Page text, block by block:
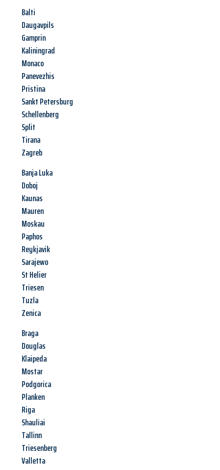
Balti
Daugavpils
Gamprin
Kaliningrad
Monaco
Panevezhis
Pristina
Sankt Petersburg
Schellenberg
Split
Tirana
Zagreb
Banja Luka
Doboj
Kaunas
Mauren
Moskau
Paphos
Reykjavik
Sarajewo
St Helier
Triesen
Tuzla
Zenica
Braga
Douglas
Klaipeda
Mostar
Podgorica
Planken
Riga
Shauliai
Tallinn
Triesenberg
Valletta